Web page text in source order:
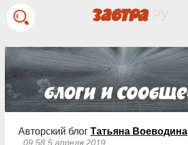
Авторский блог Татьяна Воеводина
09:58 5 апреля 2019